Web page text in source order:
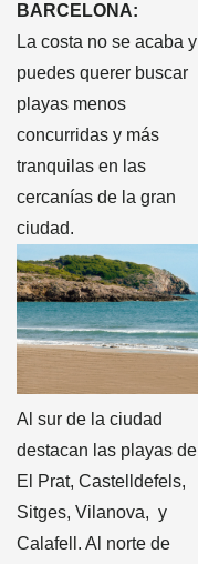
BARCELONA:
La costa no se acaba y
puedes querer buscar
playas menos
concurridas y más
tranquilas en las
cercanías de la gran
ciudad.
Al sur de la ciudad
destacan las playas de
El Prat, Castelldefels,
Sitges, Vilanova, y
Calafell. Al norte de